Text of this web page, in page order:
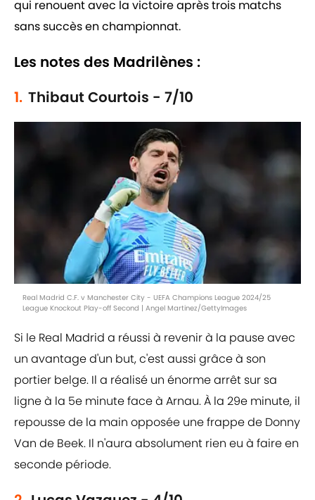
qui renouent avec la victoire après trois matchs
sans succès en championnat.
Les notes des Madrilènes :
1. Thibaut Courtois - 7/10
Real Madrid C.F. v Manchester City - UEFA Champions League 2024/25
League Knockout Play-off Second | Angel Martinez/GettyImages
Si le Real Madrid a réussi à revenir à la pause avec
un avantage d'un but, c'est aussi grâce à son
portier belge. Il a réalisé un énorme arrêt sur sa
ligne à la 5e minute face à Arnau. À la 29e minute, il
repousse de la main opposée une frappe de Donny
Van de Beek. Il n'aura absolument rien eu à faire en
seconde période.